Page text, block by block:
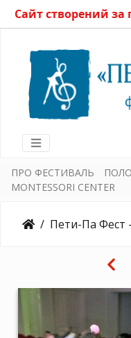
Сайт створений за
ПРО ФЕСТИВАЛЬ
MONTESSORI CENTER
Пети-Па Фест